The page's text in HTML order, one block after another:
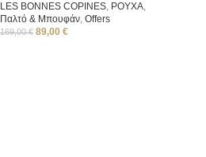
LES BONNES COPINES, ΡΟΥΧΑ,
Παλτό & Μπουφάν, Offers
169,00€ 89,00 €